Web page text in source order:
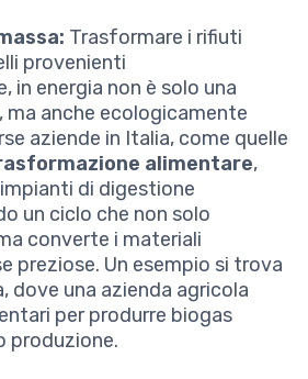
Trasformare i rifiuti
provenienti
in energia non è solo una
anche ecologicamente
aziende in Italia, come quelle
alimentare,
di digestione
un ciclo che non solo
converte i materiali
preziose. Un esempio si trova
dove una azienda agricola
per produrre biogas
produzione.